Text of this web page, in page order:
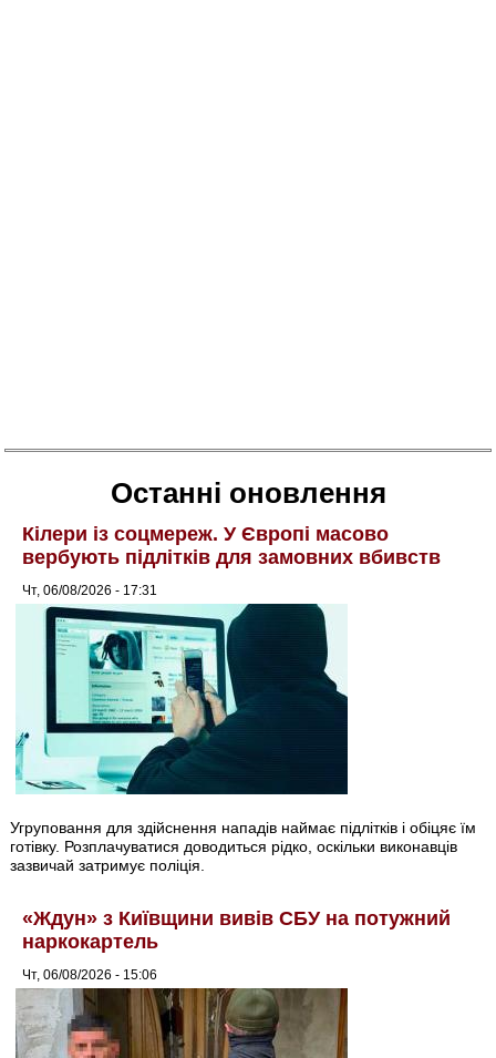
Останні оновлення
Кілери із соцмереж. У Європі масово
вербують підлітків для замовних вбивств
Чт, 06/08/2026 - 17:31
Угруповання для здійснення нападів наймає підлітків і обіцяє їм
готівку. Розплачуватися доводиться рідко, оскільки виконавців
зазвичай затримує поліція.
«Ждун» з Київщини вивів СБУ на потужний
наркокартель
Чт, 06/08/2026 - 15:06